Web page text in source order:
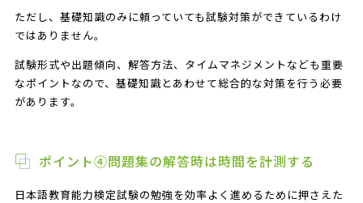
ただし、基礎知識のみに頼っていても試験対策ができているわけ
ではありません。
試験形式や出題傾向、解答方法、タイムマネジメントなども重要
なポイントなので、基礎知識とあわせて総合的な対策を行う必要
があります。
ポイント④問題集の解答時は時間を計測する
日本語教育能力検定試験の勉強を効率よく進めるために押さえた